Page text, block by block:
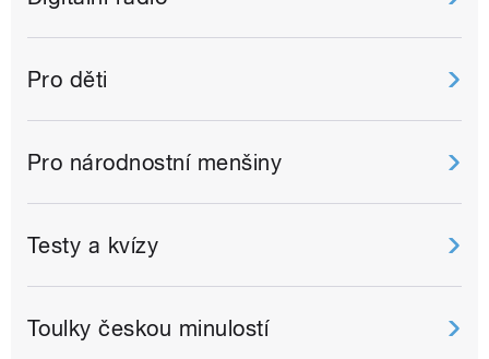
Pro děti
Pro národnostní menšiny
Testy a kvízy
Toulky českou minulostí